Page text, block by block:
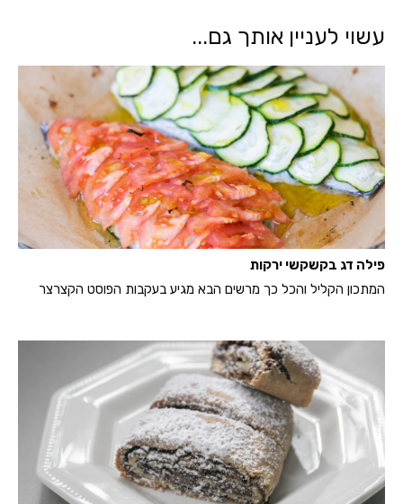
עשוי לעניין אותך גם...
פילה דג בקשקשי ירקות
המתכון הקליל והכל כך מרשים הבא מגיע בעקבות הפוסט הקצרצר